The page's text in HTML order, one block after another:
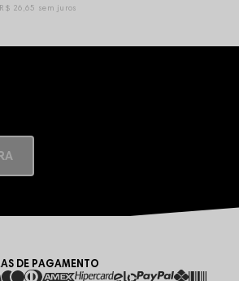
R$ 26,65 sem juros
DE PAGAMENTO